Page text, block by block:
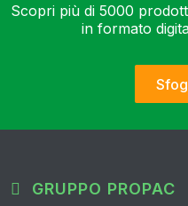
Scopri più di 5000
in formato
GRUPPO PROPAC